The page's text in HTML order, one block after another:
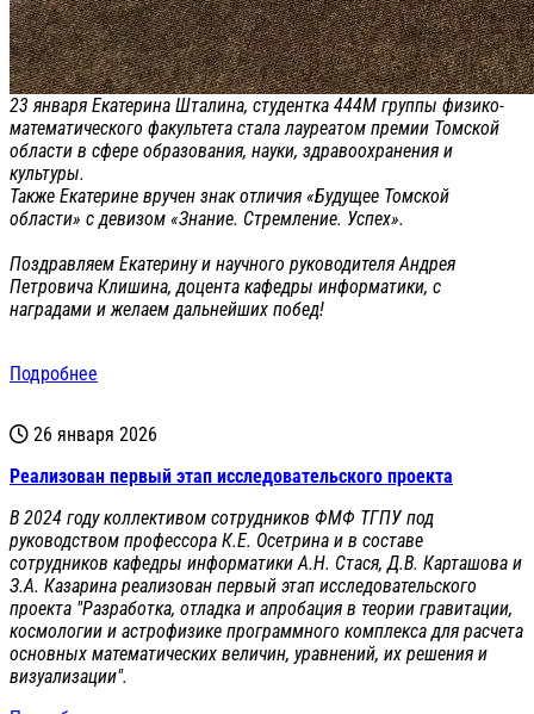
23 января Екатерина Шталина, студентка 444М группы физико-
математического факультета стала лауреатом премии Томской
области в сфере образования, науки, здравоохранения и
культуры.
Также Екатерине вручен знак отличия «Будущее Томской
области» с девизом «Знание. Стремление. Успех».
Поздравляем Екатерину и научного руководителя Андрея
Петровича Клишина, доцента кафедры информатики, с
наградами и желаем дальнейших побед!
Подробнее
26 января 2026
Реализован первый этап исследовательского проекта
В 2024 году коллективом сотрудников ФМФ ТГПУ под
руководством профессора К.Е. Осетрина и в составе
сотрудников кафедры информатики А.Н. Стася, Д.В. Карташова и
З.А. Казарина реализован первый этап исследовательского
проекта "Разработка, отладка и апробация в теории гравитации,
космологии и астрофизике программного комплекса для расчета
основных математических величин, уравнений, их решения и
визуализации".